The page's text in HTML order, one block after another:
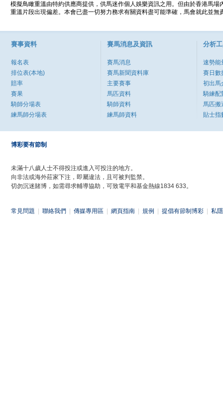
模擬鳥瞰重溫由特約供應商提供，供馬迷作個人娛樂資訊之用。但由於香港馬
重溫片段出現偏差。本會已盡一切努力務求有關資料盡可能準確，馬會就此並
賽事資料
報名表
排位表(本地)
賠率
賽果
騎師分場表
練馬師分場表
賽馬消息及資訊
賽馬消息
賽馬新聞資料庫
主要賽事
馬匹資料
騎師資料
練馬師資料
分析
速勢能
賽日數
初出馬
騎練配
馬匹搬
貼士指
博彩要有節制
未滿十八歲人士不得投注或進入可投注的地方。
向非法或海外莊家下注，即屬違法，且可被判監禁。
切勿沉迷賭博，如需尋求輔導協助，可致電平和基金熱線1834 633。
常見問題 聯絡我們 傳媒專用區 網頁指南 規例 提倡有節制博彩 私